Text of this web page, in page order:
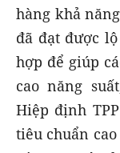
hàng khả
đã đạt được
hợp để giúp
cao năng
Hiệp định
tiêu chuẩn